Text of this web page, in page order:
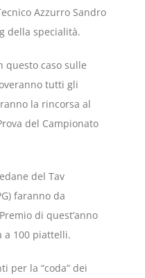
Azzurro Sandro
della specialità.
questo caso sulle
tutti gli
la rincorsa al
del Campionato
del Tav
faranno da
di quest’anno
a 100 piattelli.
per la “coda” dei